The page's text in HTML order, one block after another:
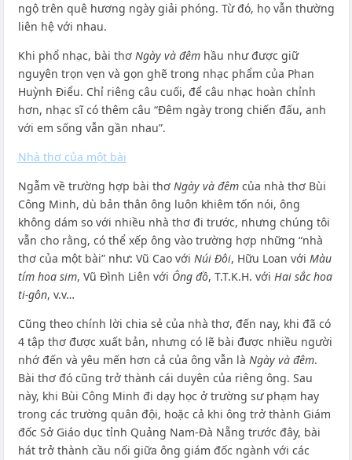
ngộ trên quê hương ngày giải phóng. Từ đó, họ vẫn thường
liên hệ với nhau.
Khi phổ nhạc, bài thơ Ngày và đêmhầu như được giữ
nguyên trọn vẹn và gọn ghẽ trong nhạc phẩm của Phan
Huỳnh Điểu. Chỉ riêng câu cuối, để câu nhạc hoàn chỉnh
hơn, nhạc sĩ có thêm câu “Đêm ngày trong chiến đấu, anh
với em sống vẫn gần nhau”.
Nhà thơ của một bài
Ngẫm về trường hợp bài thơ Ngày và đêmcủa nhà thơ Bùi
Công Minh, dù bản thân ông luôn khiêm tốn nói, ông
không dám so với nhiều nhà thơ đi trước, nhưng chúng tôi
vẫn cho rằng, có thể xếp ông vào trường hợp những “nhà
thơ của một bài” như: Vũ Cao với Núi Đôi, Hữu Loan với Màu
tím hoa sim, Vũ Đình Liên với Ông đồ, T.T.K.H. với Hai sắc hoa
ti-gôn, v.v…
Cũng theo chính lời chia sẻ của nhà thơ, đến nay, khi đã có
4 tập thơ được xuất bản, nhưng có lẽ bài được nhiều người
nhớ đến và yêu mến hơn cả của ông vẫn là Ngày và đêm.
Bài thơ đó cũng trở thành cái duyên của riêng ông. Sau
này, khi Bùi Công Minh đi dạy học ở trường sư phạm hay
trong các trường quân đội, hoặc cả khi ông trở thành Giám
đốc Sở Giáo dục tỉnh Quảng Nam-Đà Nẵng trước đây, bài
hát trở thành cầu nối giữa ông giám đốc ngành với các